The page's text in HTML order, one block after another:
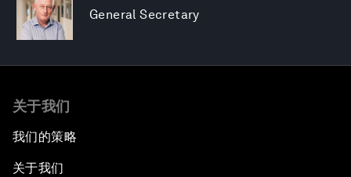
General Secretary
关于我们
我们的策略
关于我们